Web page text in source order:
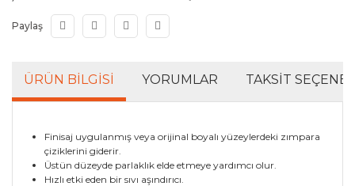
Paylaş
ÜRÜN BILGISI YORUMLAR TAKSIT
Finisaj uygulanmış veya orijinal boyalı yüzeylerdeki zımpara
çiziklerini giderir.
Üstün düzeyde parlaklık elde etmeye yardımcı olur.
Hızlı etki eden bir sıvı aşındırıcı.